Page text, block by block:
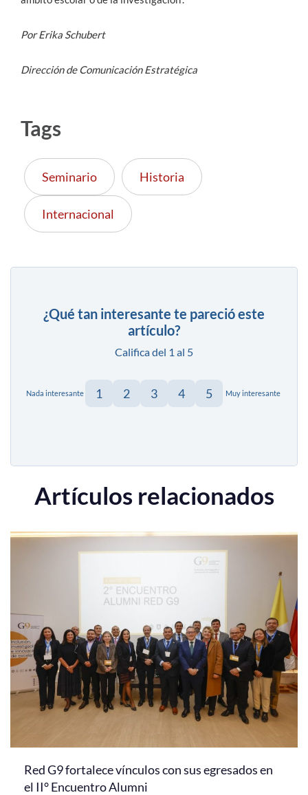
Por Erika Schubert
Dirección de Comunicación Estratégica
Tags
Seminario Historia
Internacional
¿Qué tan interesante te pareció este
artículo?
Califica del 1 al 5
Nada interesante 1 2 3 4 5 Muy interesante
Artículos relacionados
Red G9 fortalece vínculos con sus egresados en
el II° Encuentro Alumni